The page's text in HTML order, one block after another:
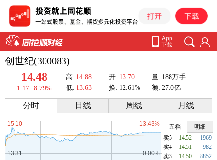
创世纪(300083)
14.48
1.17 8.79%
高: 14.88 开: 13.70 量: 188万手
低: 13.63 换: 12.61% 额: 27.0亿
分时 日线 周线 月线
五档
明细
卖5
14.52
1969
卖4
14.51
982
卖3
14.50
8852